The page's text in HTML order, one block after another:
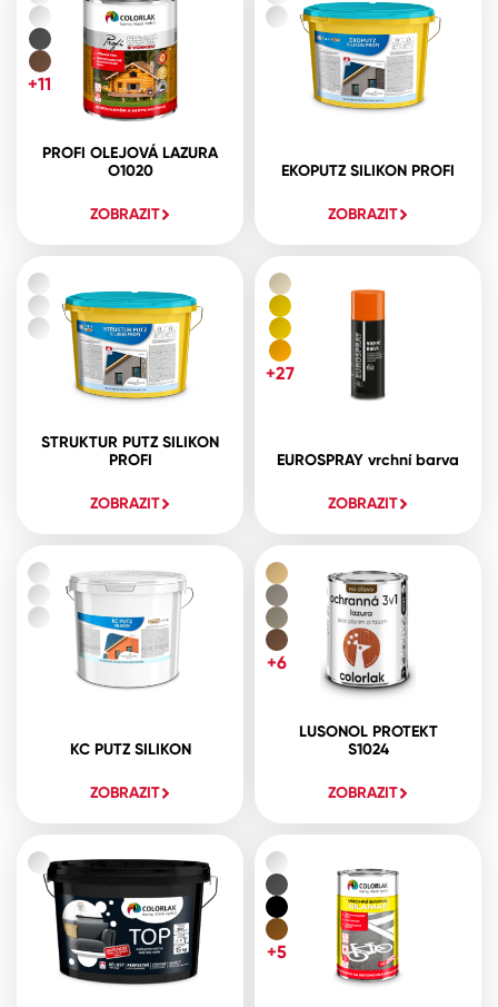
PROFI OLEJOVÁ LAZURA
O1020
ZOBRAZIT
+11
EKOPUTZ SILIKON PROFI
ZOBRAZIT
STRUKTUR PUTZ SILIKON
PROFI
ZOBRAZIT
EUROSPRAY vrchní barva
ZOBRAZIT
+27
KC PUTZ SILIKON
ZOBRAZIT
LUSONOL PROTEKT
S1024
ZOBRAZIT
+6
+5